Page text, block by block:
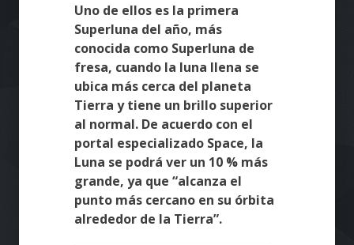
Uno de ellos es la primera
Superluna del año, más
conocida como Superluna de
fresa, cuando la luna llena se
ubica más cerca del planeta
Tierra y tiene un brillo superior
al normal. De acuerdo con el
portal especializado Space, la
Luna se podrá ver un 10 % más
grande, ya que “alcanza el
punto más cercano en su órbita
alrededor de la Tierra”.